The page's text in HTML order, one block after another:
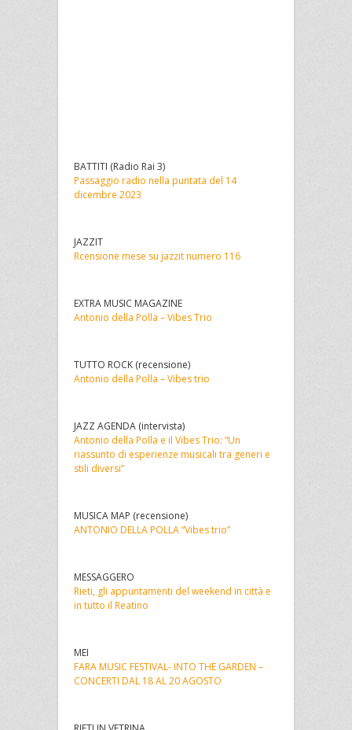
BATTITI (Radio Rai 3)
Passaggio radio nella puntata del 14
dicembre 2023
JAZZIT
Rcensione mese su jazzit numero 116
EXTRA MUSIC MAGAZINE
Antonio della Polla – Vibes Trio
TUTTO ROCK (recensione)
Antonio della Polla – Vibes trio
JAZZ AGENDA (intervista)
Antonio della Polla e il Vibes Trio: “Un
riassunto di esperienze musicali tra generi e
stili diversi”
MUSICA MAP (recensione)
ANTONIO DELLA POLLA “Vibes trio”
MESSAGGERO
Rieti, gli appuntamenti del weekend in città e
in tutto il Reatino
MEI
FARA MUSIC FESTIVAL- INTO THE GARDEN –
CONCERTI DAL 18 AL 20 AGOSTO